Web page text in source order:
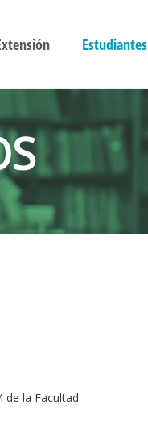
Estudiantes
de la Facultad